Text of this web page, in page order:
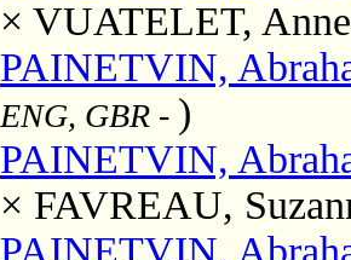
× VUATELET, Anne
PAINETVIN,
ENG, GBR - )
PAINETVIN,
× FAVREAU,
PAINETVIN,